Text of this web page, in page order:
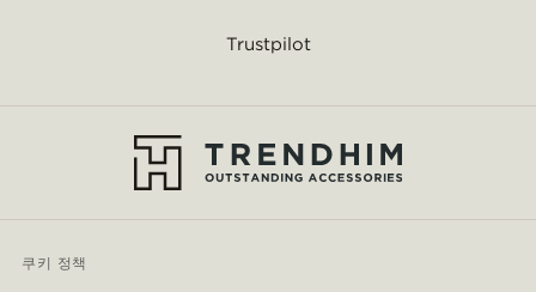
Trustpilot
쿠키 정책